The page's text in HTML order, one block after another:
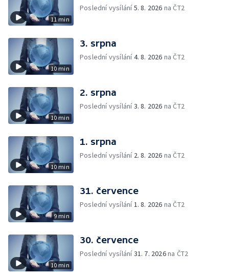
11 min
Poslední vysílání5. 8. 2026 na ČT2
10 min
3. srpna
Poslední vysílání4. 8. 2026 na ČT2
10 min
2. srpna
Poslední vysílání3. 8. 2026 na ČT2
10 min
1. srpna
Poslední vysílání 2. 8. 2026 na ČT2
9 min
31. července
Poslední vysílání1. 8. 2026 na ČT2
10 min
30. července
Poslední vysílání31. 7. 2026na ČT2